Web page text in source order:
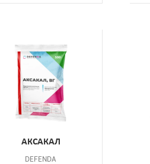
АКСАКАЛ
DEFENDA